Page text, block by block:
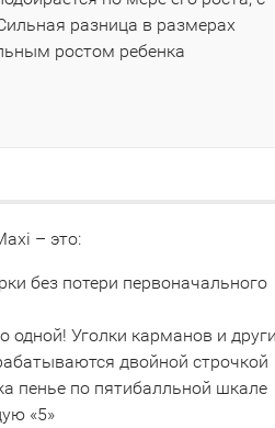
разница в размерах
ростом ребенка
– это:
без потери первоначального
одной! Уголки карманов и
двойной строчкой
пенье по пятибалльной шкале
«5»